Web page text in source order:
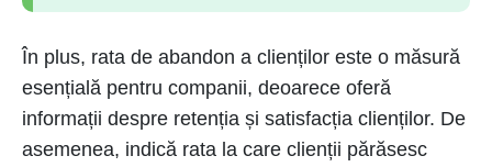
În plus, rata de abandon a clienților este o măsură
esențială pentru companii, deoarece oferă
informații despre retenția și satisfacția clienților. De
asemenea, indică rata la care clienții părăsesc